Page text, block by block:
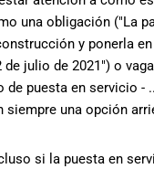
una obligación ("La
y ponerla
de julio de 2021") o
de puesta en servicio -
siempre una opción
si la puesta en